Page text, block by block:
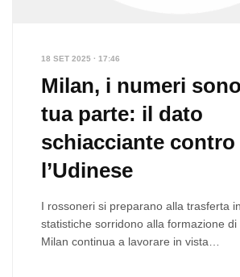
18 SET 2025 · 17:46
Milan, i numeri
tua parte: il dato
schiacciante contro
l’Udinese
I rossoneri si preparano alla trasferta
statistiche sorridono alla formazione
Milan continua a lavorare in vista…